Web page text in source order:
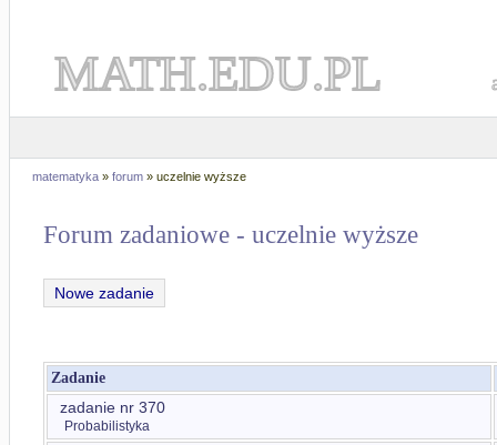
MATH.EDU.PL
matematyka » forum » uczelnie wyższe
Forum zadaniowe - uczelnie wyższe
Nowe zadanie
Zadanie
zadanie nr 370
Probabilistyka